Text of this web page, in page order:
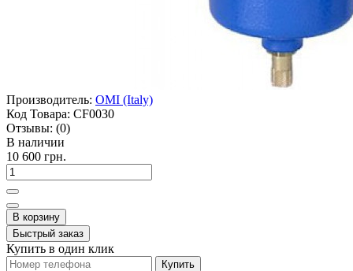
Производитель: OMI (Italy)
Код Товара: CF0030
Отзывы: (0)
В наличии
10 600 грн.
В корзину
Быстрый заказ
Купить в один клик
Купить